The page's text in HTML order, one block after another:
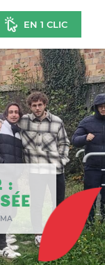
EN 1 CLIC
: